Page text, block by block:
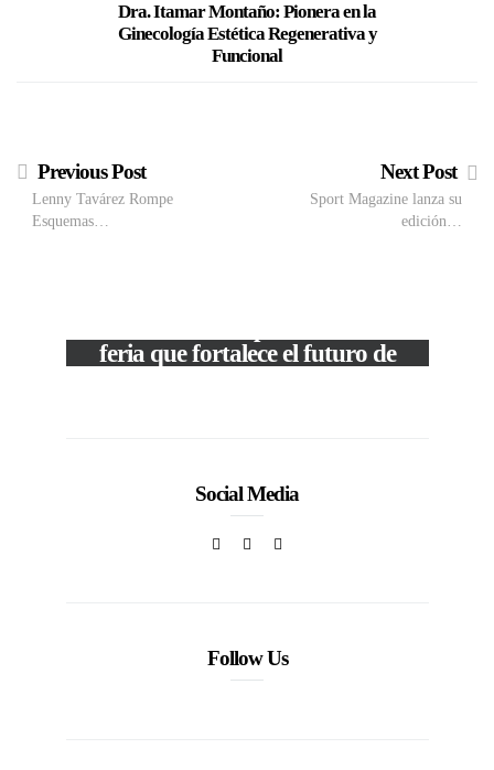
Dra. Itamar Montaño: Pionera en la
Ginecología Estética Regenerativa y
Funcional
Previous Post
Lenny Tavárez Rompe
Esquemas…
Next Post
Sport Magazine lanza su
edición…
feria que fortalece el futuro de
Social Media
Follow Us